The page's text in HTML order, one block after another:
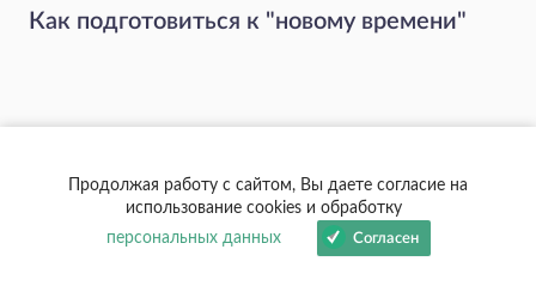
Как подготовиться к "новому времени"
Продолжая работу с сайтом, Вы даете согласие на
использование cookies и обработку
персональных данных
Согласен